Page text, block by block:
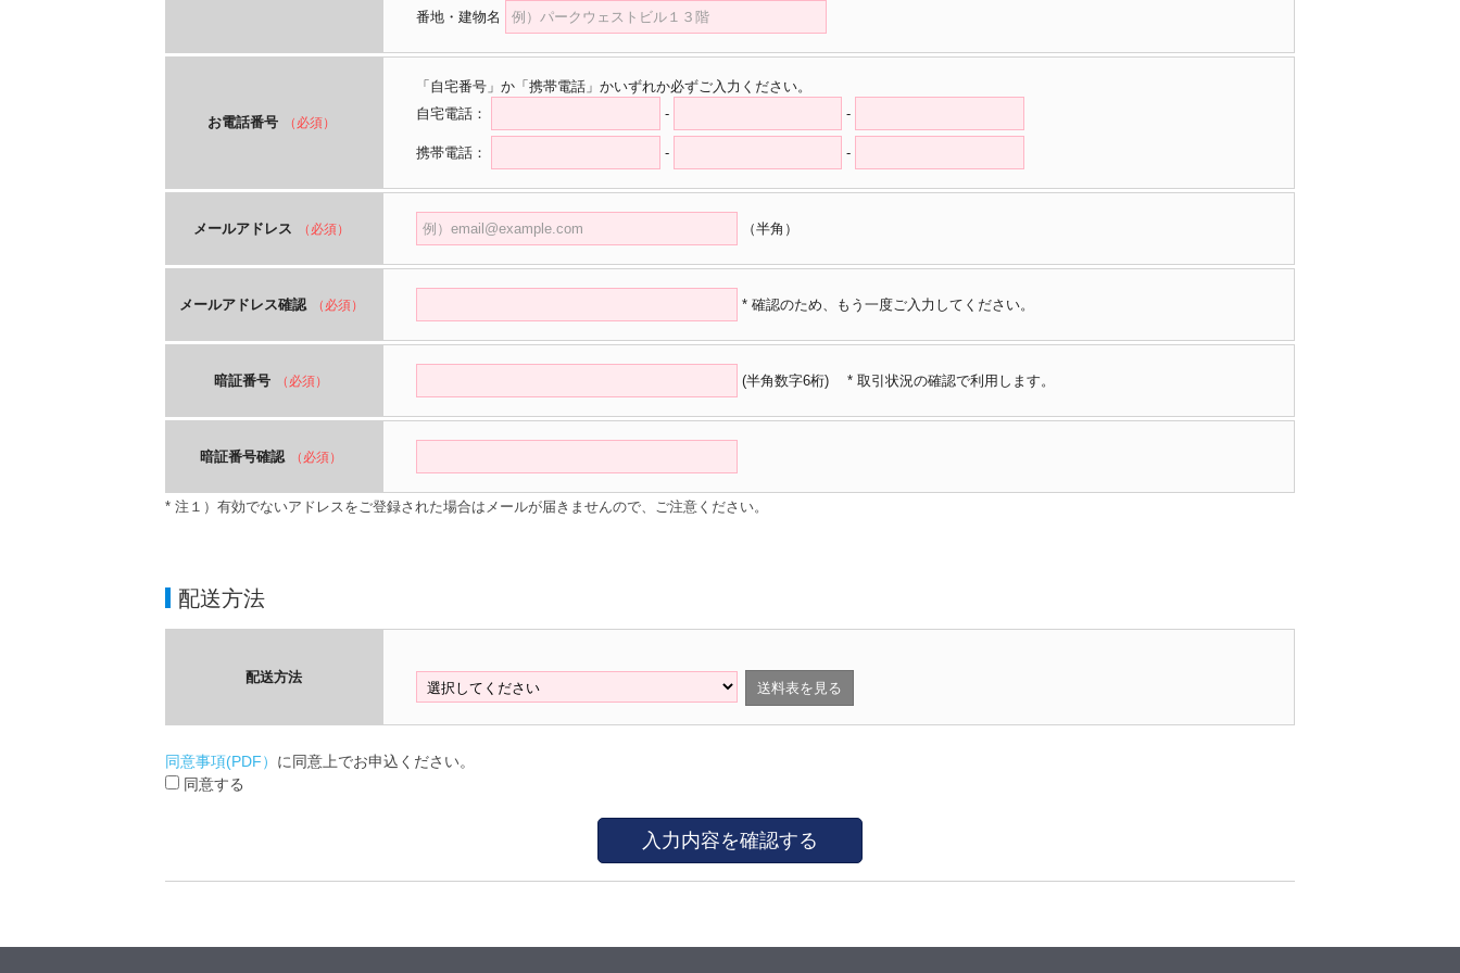
番地・建物名
お電話番号 （必須）
「自宅番号」か「携帯電話」かいずれか必ずご入力ください。
自宅電話：
- -
携帯電話： - -
メールアドレス （必須） （半角）
メールアドレス確認 （必須） * 確認のため、もう一度ご入力してください。
暗証番号 （必須） (半角数字6桁) * 取引状況の確認で利用します。
暗証番号確認 （必須）
* 注１）有効でないアドレスをご登録された場合はメールが届きませんので、ご注意ください。
配送方法
配送方法
送料表を見る
同意事項(PDF） に同意上でお申込ください。
同意する
入力内容を確認する